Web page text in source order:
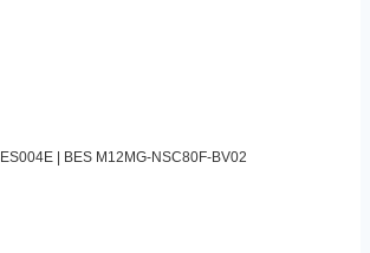
| BES M12MG-NSC80F-BV02